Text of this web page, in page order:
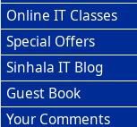
Online IT Classes
Special Offers
Sinhala IT Blog
Guest Book
Your Comments